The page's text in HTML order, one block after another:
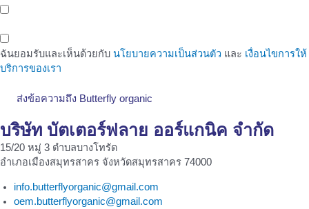
ฉันยอมรับและเห็นด้วยกับ นโยบายความเป็นส่วนตัว และ เงื่อนไขการให้
บริการของเรา
ส่งข้อความถึง Butterfly organic
บริษัท บัตเตอร์ฟลาย ออร์แกนิค จำกัด
15/20 หมู่ 3 ตำบลบางโทรัด
อำเภอเมืองสมุทรสาคร จังหวัดสมุทรสาคร 74000
info.butterflyorganic@gmail.com
oem.butterflyorganic@gmail.com